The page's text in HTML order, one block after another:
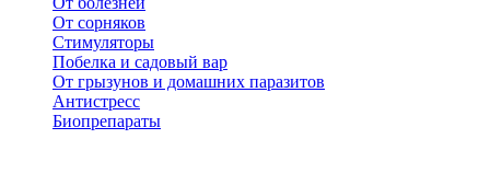
От сорняков
Стимуляторы
Побелка и садовый вар
От грызунов и домашних паразитов
Антистресс
Биопрепараты